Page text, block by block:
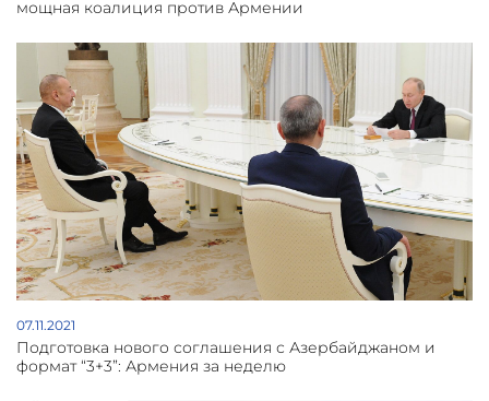
мощная коалиция против Армении
07.11.2021
Подготовка нового соглашения с Азербайджаном и
формат “3+3”: Армения за неделю